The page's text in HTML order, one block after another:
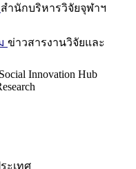
สำนักบริหารวิจัยจุฬาฯ
ข่าวสารงานวิจัยและ
Innovation Hub
ะเทศ